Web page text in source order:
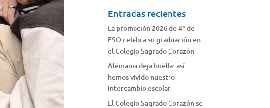
Entradas recientes
La promoción 2026 de 4º de
ESO celebra su graduación en
el Colegio Sagrado Corazón
Alemania deja huella: así
hemos vivido nuestro
intercambio escolar
El Colegio Sagrado Corazón se